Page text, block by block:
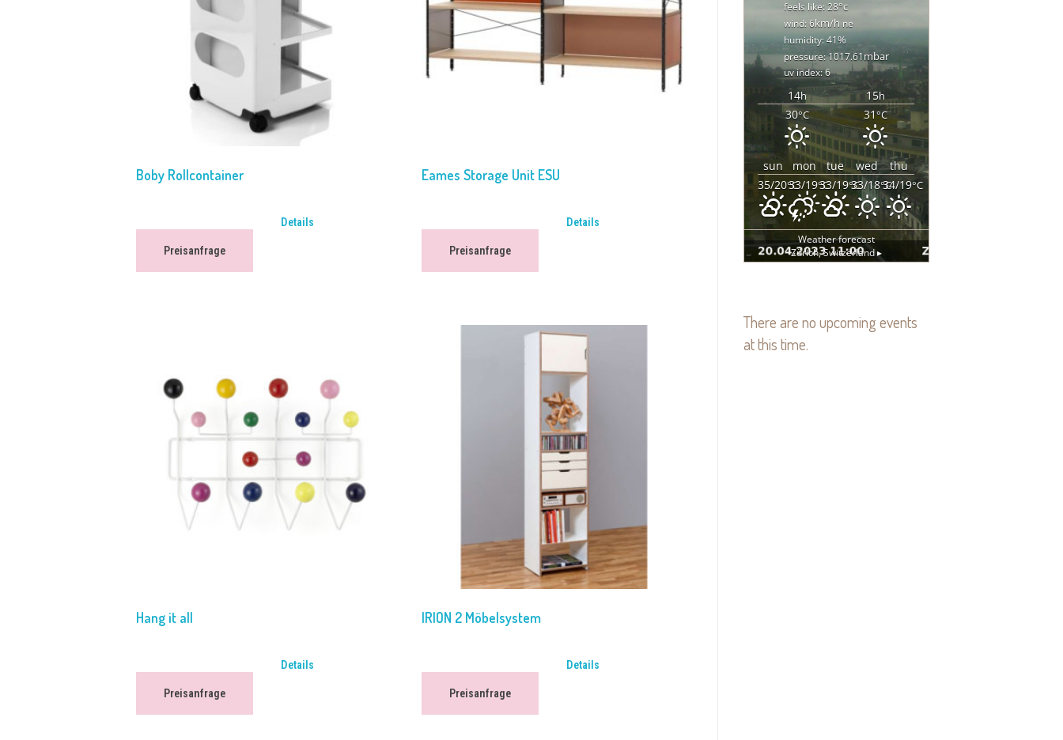
Boby Rollcontainer
Preisanfrage
Details
Eames Storage Unit ESU
Preisanfrage
Details
Hang it all
Preisanfrage
Details
IRION 2 Möbelsystem
Preisanfrage
Details
feels like: 28°c
wind: 6km/h ne
humidity: 41%
pressure: 1017.61mbar
uv index: 6
14h 15h
30°C 31°C
sun mon tue wed
thu
35/20°C
33/19°C
33/19°C
33/18°C
34/19°C
Weather forecast
Zürich, Switzerland ▸
There are no upcoming events
at this time.